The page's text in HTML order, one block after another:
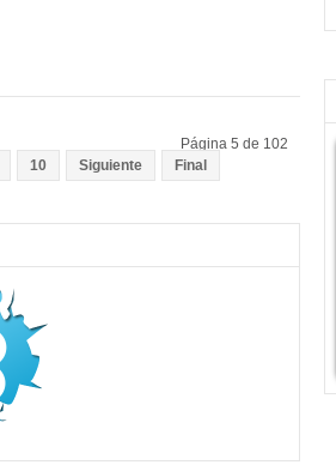
Página 5 de 102
10 Siguiente Final